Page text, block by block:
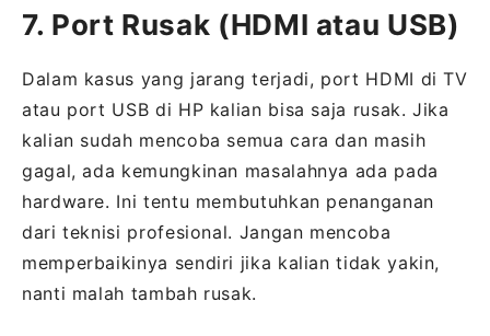
7. Port Rusak (HDMI atau USB)
Dalam kasus yang jarang terjadi, port HDMI di TV
atau port USB di HP kalian bisa saja rusak. Jika
kalian sudah mencoba semua cara dan masih
gagal, ada kemungkinan masalahnya ada pada
hardware. Ini tentu membutuhkan penanganan
dari teknisi profesional. Jangan mencoba
memperbaikinya sendiri jika kalian tidak yakin,
nanti malah tambah rusak.